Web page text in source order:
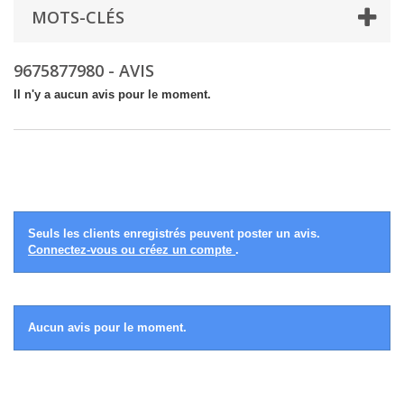
MOTS-CLÉS
9675877980 - AVIS
Il n'y a aucun avis pour le moment.
Seuls les clients enregistrés peuvent poster un avis.
Connectez-vous ou créez un compte .
Aucun avis pour le moment.